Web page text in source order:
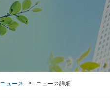
ニュース ニュース詳細